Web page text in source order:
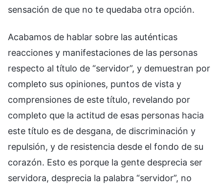
sensación de que no te quedaba otra opción.
Acabamos de hablar sobre las auténticas
reacciones y manifestaciones de las personas
respecto al título de “servidor”, y demuestran por
completo sus opiniones, puntos de vista y
comprensiones de este título, revelando por
completo que la actitud de esas personas hacia
este título es de desgana, de discriminación y
repulsión, y de resistencia desde el fondo de su
corazón. Esto es porque la gente desprecia ser
servidora, desprecia la palabra “servidor”, no